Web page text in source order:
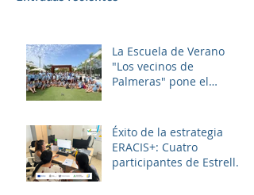
La Escuela de Verano
"Los vecinos de
Palmeras" pone el
convivencia y diversión.
Éxito de la estrategia
ERACIS+: Cuatro
participantes de Estrella